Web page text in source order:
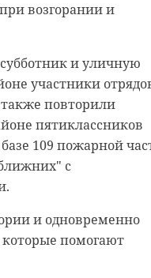
возгорании и
и уличную
участники
повторили
пятиклассников
109 пожарной
с
и одновременно
помогают
Ленинградской
и вручил
фильма и